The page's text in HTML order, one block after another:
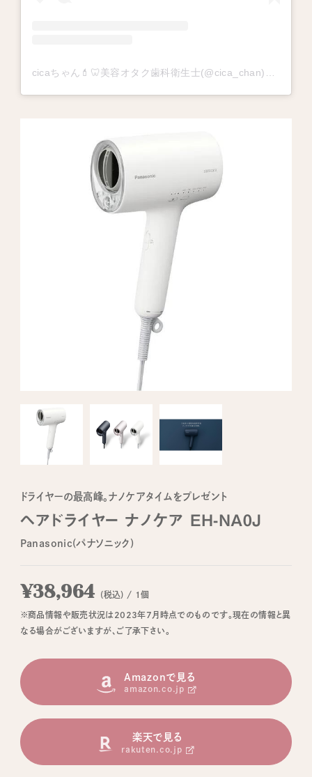
ドライヤーの最高峰。ナノケアタイムをプレゼント
ヘアドライヤー ナノケア EH-NA0J
Panasonic(パナソニック)
¥38,964 (税込) / 1個
※商品情報や販売状況は2023年7月時点でのものです。現在の情報と異
なる場合がございますが、ご了承下さい。
Amazonで見る
amazon.co.jp
楽天で見る
rakuten.co.jp